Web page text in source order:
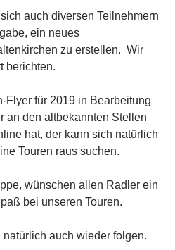
auch diversen Teilnehmern
ein neues
zu erstellen. Wir
berichten.
Flyer für 2019 in Bearbeitung
an den altbekannten Stellen
hat, der kann sich natürlich
Touren raus suchen.
wünschen allen Radler ein
bei unseren Touren.
auch wieder folgen.